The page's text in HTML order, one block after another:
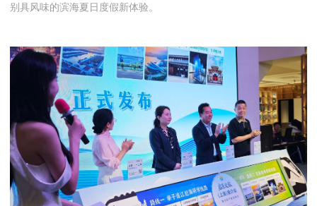
别具风味的滨海夏日度假新体验。